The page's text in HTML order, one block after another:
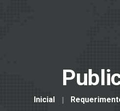
Inicial